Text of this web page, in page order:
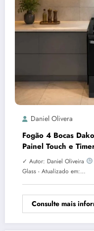
Daniel Olivera
Fogão 4 Bocas
Painel Touch e
e Contras
✓ Autor: Daniel Oliveira
Glass - Atualizado em:…
Consulte mais